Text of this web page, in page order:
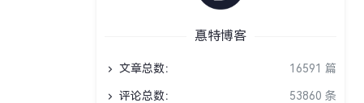
惪特博客
文章总数： 16591 篇
评论总数： 53860 条